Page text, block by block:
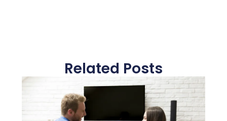
Related Posts